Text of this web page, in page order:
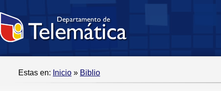
Estas en: Inicio » Biblio